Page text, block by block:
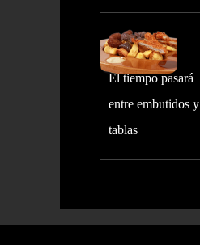
El tiempo pasará
entre embutidos y
tablas